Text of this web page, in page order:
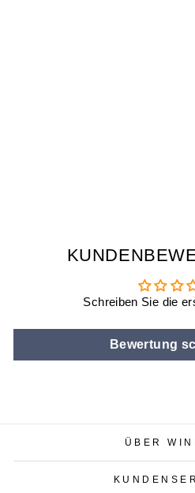
Schreiben Sie die
Bewertung
ÜBER